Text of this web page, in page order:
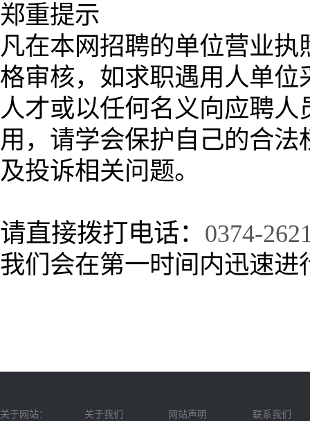
郑重提示
凡在本网招聘的单位营业
格审核，如求职遇用人单
人才或以任何名义向应聘
用，请学会保护自己的合
及投诉相关问题。
请直接拨打电话： 0374-
我们会在第一时间内迅速进
关于网站： 关于我们 网站声明
联系我们